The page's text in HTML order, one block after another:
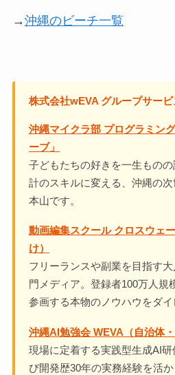
→沖縄のビーチ一覧
株式会社wEVA グループサー
沖縄マイクラ部 プログラミン
ーブ」
子どもたちの好きを一生もの
計のスキルに変える、沖縄の
本山です。
動画編集スクール クロスウェ
け）
フリーランスや副業を目指す
門メディア。登録者100万人規
参画する本物のノウハウをダイ
沖縄AI勉強会 WEVA（自治体
現場に定着する実践型生成AI
び開発歴30年の実務経験を活